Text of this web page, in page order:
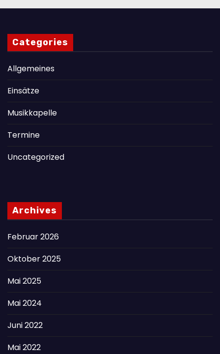
Categories
Allgemeines
Einsätze
Musikkapelle
Termine
Uncategorized
Archives
Februar 2026
Oktober 2025
Mai 2025
Mai 2024
Juni 2022
Mai 2022